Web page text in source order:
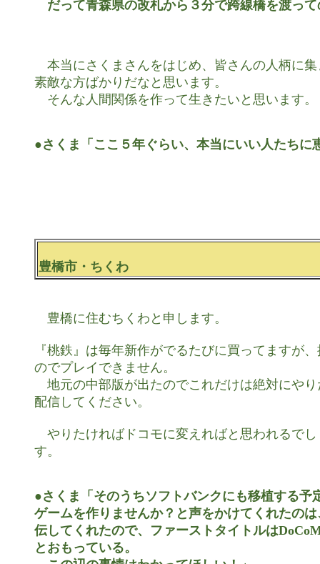
だって青森県の改札から３分で跨線橋を渡っ
本当にさくまさんをはじめ、皆さんの人柄に
素敵な方ばかりだなと思います。
そんな人間関係を作って生きたいと思います。
●さくま「ここ５年ぐらい、本当にいい人たちに
豊橋市・ちくわ
豊橋に住むちくわと申します。
『桃鉄』は毎年新作がでるたびに買ってますが
のでプレイできません。
地元の中部版が出たのでこれだけは絶対にや
配信してください。
やりたければドコモに変えればと思われるで
す。
●さくま「そのうちソフトバンクにも移植する予
ゲームを作りませんか？と声をかけてくれたの
伝してくれたので、ファーストタイトルは
とおもっている。